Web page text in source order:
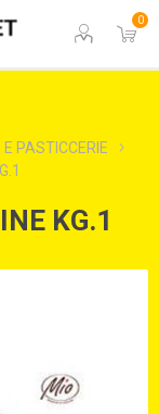
0
PASTICCERIE
KG.1